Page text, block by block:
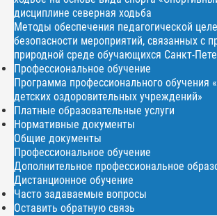
дисциплине северная ходьба
Методы обеспечения педагогической
безопасности мероприятий, связанных с
природной среде обучающихся Санкт-
Профессиональное обучение
Программа профессионального обучения
детских оздоровительных учреждений»
Платные образовательные услуги
Нормативные документы
Общие документы
Профессиональное обучение
Дополнительное профессиональное
Дистанционное обучение
Часто задаваемые вопросы
Оставить обратную связь